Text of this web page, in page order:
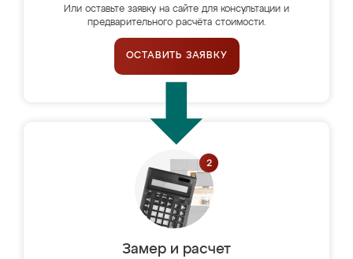
Или оставьте заявку на сайте для консультации и
предварительного расчёта стоимости.
ОСТАВИТЬ ЗАЯВКУ
Замер и расчет